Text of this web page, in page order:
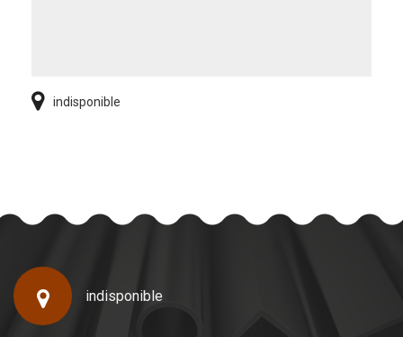
indisponible
indisponible